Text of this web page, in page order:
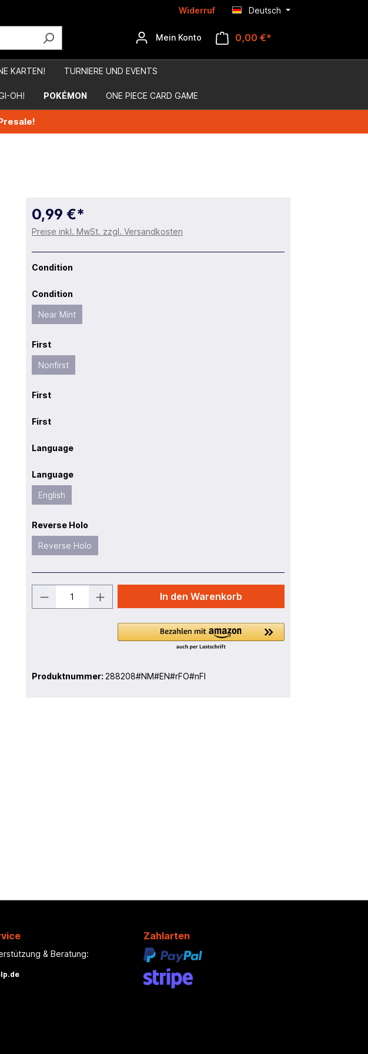
Widerruf Deutsch
Mein Konto 0,00 €*
KARTEN! TURNIERE UND EVENTS
OH! POKÉMON ONE PIECE CARD GAME
0,99 €*
Preise inkl. MwSt. zzgl. Versandkosten
Condition
Condition
Near Mint
First
Nonfirst
First
First
Language
Language
English
Reverse Holo
Reverse Holo
In den Warenkorb
Produktnummer: 288208#NM#EN#rFO#nFI
& Beratung:
Zahlarten